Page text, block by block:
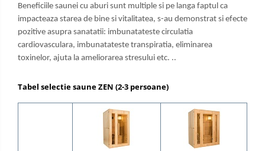
Beneficiile saunei cu aburi sunt multiple si pe langa faptul ca
impacteaza starea de bine si vitalitatea, s-au demonstrat si efecte
pozitive asupra sanatatii: imbunatateste circulatia
cardiovasculara, imbunatateste transpiratia, eliminarea
toxinelor, ajuta la ameliorarea stresului etc. ..
Tabel selectie saune ZEN (2-3 persoane)